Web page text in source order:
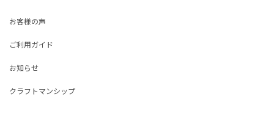
お客様の声
ご利用ガイド
お知らせ
クラフトマンシップ